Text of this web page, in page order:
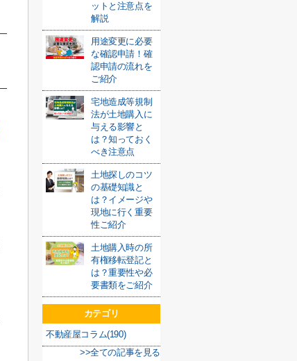
ットと注意点を
解説
用途変更に必要
な確認申請！確
認申請の流れを
ご紹介
宅地造成等規制
法が土地購入に
与える影響と
は？知っておく
べき注意点
土地探しのコツ
の基礎知識と
は？イメージや
現地に行く重要
性ご紹介
土地購入時の所
有権移転登記と
は？重要性や必
要書類をご紹介
カテゴリ
不動産屋コラム(190)
>>全ての記事を見る